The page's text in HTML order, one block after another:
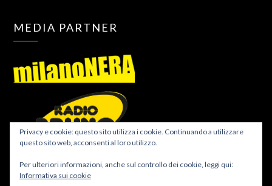
MEDIA PARTNER
Privacy e cookie: questo sito utilizza i cookie. Continuando a utilizzare
questo sito web, acconsenti al loro utilizzo.
Per ulteriori informazioni, anche sul controllo dei cookie, leggi qui:
Informativa sui cookie